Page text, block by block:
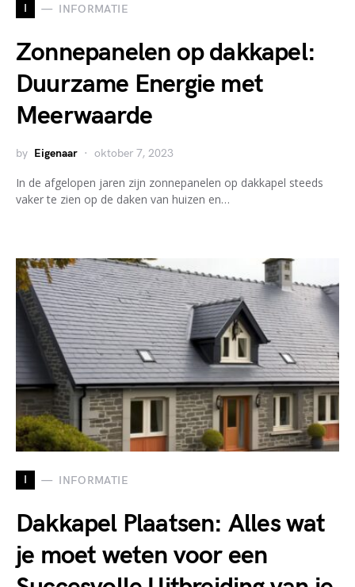
I INFORMATIE
Zonnepanelen op dakkapel:
Duurzame Energie met
Meerwaarde
by Eigenaar oktober 7, 2023
In de afgelopen jaren zijn zonnepanelen op dakkapel steeds
vaker te zien op de daken van huizen en…
I INFORMATIE
Dakkapel Plaatsen: Alles wat
je moet weten voor een